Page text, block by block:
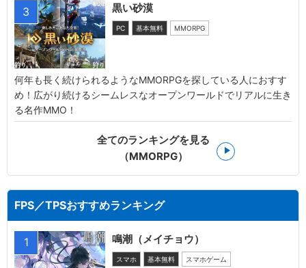
3 黒い砂漠
PC 基本無料 MMORPG
何年も長く続けられるようなMMORPGを探している人におすす
め！広がり続けるシームレスなオープンワールドでリアルに生き
る名作MMO！
全てのランキングを見る
（MMORPG）
FPS／TPSおすすめランキング
1 鳴潮（メイチョウ）
スマホ 基本無料 スマホゲーム